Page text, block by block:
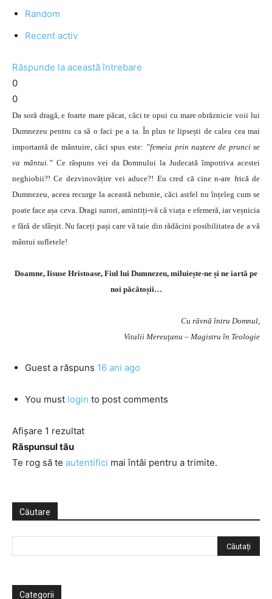
Random
Recent activ
Răspunde la această întrebare
0
0
Da soră dragă, e foarte mare păcat, căci te opui cu mare obrăznicie voii lui
Dumnezeu pentru ca să o faci pe a ta. În plus te lipsești de calea cea mai
importantă de mântuire, căci spus este: ”femeia prin naștere de prunci se
va mântui.”Ce răspuns vei da Domnului la Judecată împotriva acestei
neghiobii?! Ce dezvinovățire vei aduce?! Eu cred că cine n-are frică de
Dumnezeu, aceea recurge la această nebunie, căci astfel nu înțeleg cum se
poate face așa ceva. Dragi surori, amintiți-vă că viața e efemeră, iar veșnicia
e fără de sfârșit. Nu faceți pași care vă taie din rădăcini posibilitatea de a vă
mântui sufletele!
Doamne, Iisuse Hristoase, Fiul lui Dumnezeu, miluiește-ne și ne iartă pe
noi păcătoșii…
Cu râvnă întru Domnul,
Vitalii Mereuţanu – Magistru în Teologie
Guest a răspuns 16 ani ago
You must login to post comments
Afișare 1 rezultat
Răspunsul tău
Te rog să te autentifici mai întâi pentru a trimite.
Căutare
Categorii